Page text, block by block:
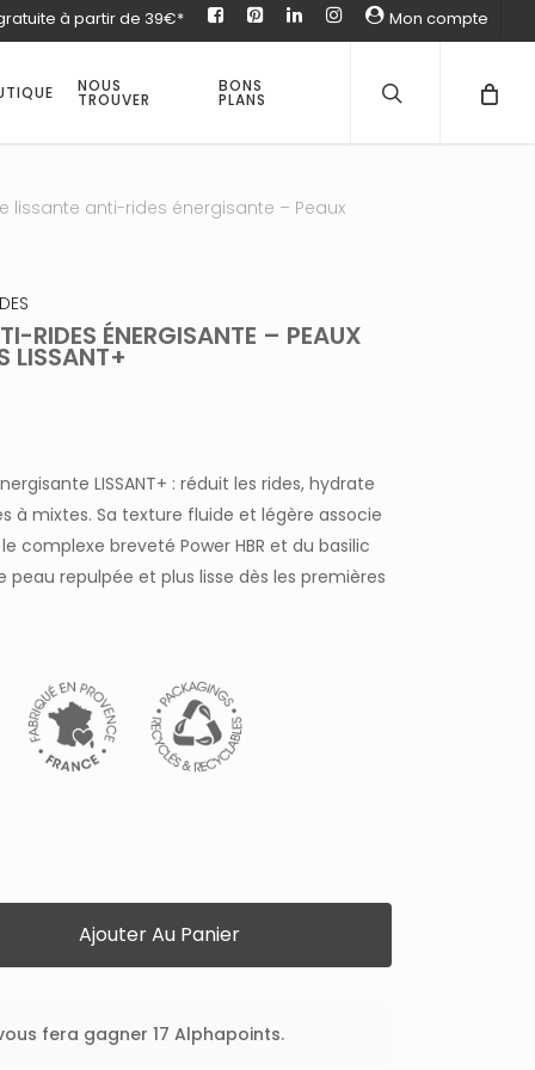
à partir de 39€* facebook
pinterest
LinkedinstagramMon compte
NOUS
TROUVER
BONS
PLANS
recherche
lissante anti-rides énergisante – Peaux
RIDES ÉNERGISANTE – PEAUX
LISSANT+
LISSANT+ : réduit les rides, hydrate
à mixtes. Sa texture fluide et légère associe
complexe breveté Power HBR et du basilic
repulpée et plus lisse dès les premières
Ajouter Au Panier
fera gagner 17 Alphapoints.